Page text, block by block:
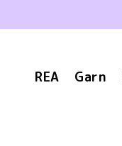
REA Garn